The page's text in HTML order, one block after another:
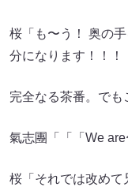
桜「も〜う！ 奥の
分になります！！！
完全なる茶番。でも
氣志團「「「We are
桜「それでは改めて